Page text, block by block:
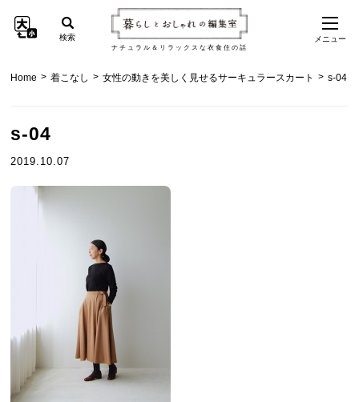
ナチュラル＆リラックスな衣食住の話
検索 メニュー
Home > 着こなし > 女性の動きを美しく見せるサーキュラースカート > s-04
s-04
2019.10.07